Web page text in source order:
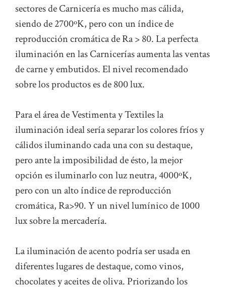
sectores de Carnicería es mucho mas cálida,
siendo de 2700ºK, pero con un índice de
reproducción cromática de Ra > 80. La perfecta
iluminación en las Carnicerías aumenta las ventas
de carne y embutidos. El nivel recomendado
sobre los productos es de 800 lux.
Para el área de Vestimenta y Textiles la
iluminación ideal sería separar los colores fríos y
cálidos iluminando cada una con su destaque,
pero ante la imposibilidad de ésto, la mejor
opción es iluminarlo con luz neutra, 4000ºK,
pero con un alto índice de reproducción
cromática, Ra>90. Y un nivel lumínico de 1000
lux sobre la mercadería.
La iluminación de acento podría ser usada en
diferentes lugares de destaque, como vinos,
chocolates y aceites de oliva. Priorizando los